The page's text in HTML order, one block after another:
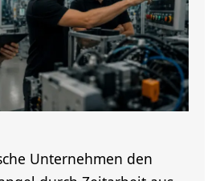
Unternehmen den